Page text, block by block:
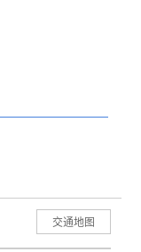
交通地图